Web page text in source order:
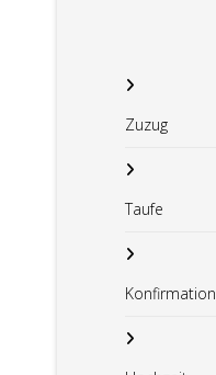
Zuzug
Taufe
Konfirmation